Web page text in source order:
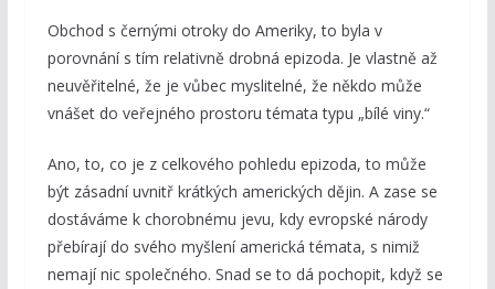
Obchod s černými otroky do Ameriky, to byla v
porovnání s tím relativně drobná epizoda. Je vlastně až
neuvěřitelné, že je vůbec myslitelné, že někdo může
vnášet do veřejného prostoru témata typu „bílé viny.“
Ano, to, co je z celkového pohledu epizoda, to může
být zásadní uvnitř krátkých amerických dějin. A zase se
dostáváme k chorobnému jevu, kdy evropské národy
přebírají do svého myšlení americká témata, s nimiž
nemají nic společného. Snad se to dá pochopit, když se